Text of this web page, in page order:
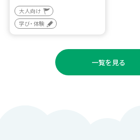
大人向け
学び・体験
一覧を見る